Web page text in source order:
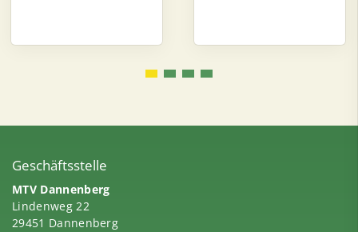
Geschäftsstelle
MTV Dannenberg
Lindenweg 22
29451 Dannenberg